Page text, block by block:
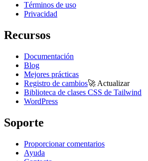
Términos de uso
Privacidad
Recursos
Documentación
Blog
Mejores prácticas
Registro de cambios🚀 Actualizar
Biblioteca de clases CSS de Tailwind
WordPress
Soporte
Proporcionar comentarios
Ayuda